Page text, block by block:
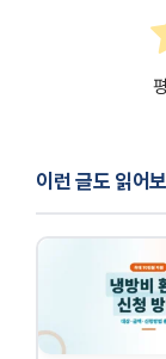
이런 글도 읽어